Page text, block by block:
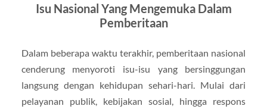
Isu Nasional Yang Mengemuka Dalam
Pemberitaan
Dalam beberapa waktu terakhir, pemberitaan nasional
cenderung menyoroti isu-isu yang bersinggungan
langsung dengan kehidupan sehari-hari. Mulai dari
pelayanan publik, kebijakan sosial, hingga respons